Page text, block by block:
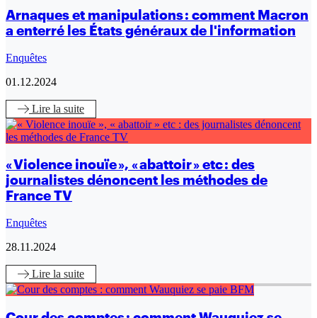
Arnaques et manipulations : comment Macron
a enterré les États généraux de l'information
Enquêtes
01.12.2024
Lire la suite
« Violence inouïe », « abattoir » etc : des
journalistes dénoncent les méthodes de
France TV
Enquêtes
28.11.2024
Lire la suite